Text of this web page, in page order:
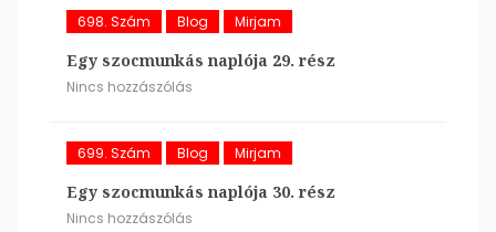
698. Szám Blog Mirjam
Egy szocmunkás naplója 29. rész
Nincs hozzászólás
699. Szám Blog Mirjam
Egy szocmunkás naplója 30. rész
Nincs hozzászólás